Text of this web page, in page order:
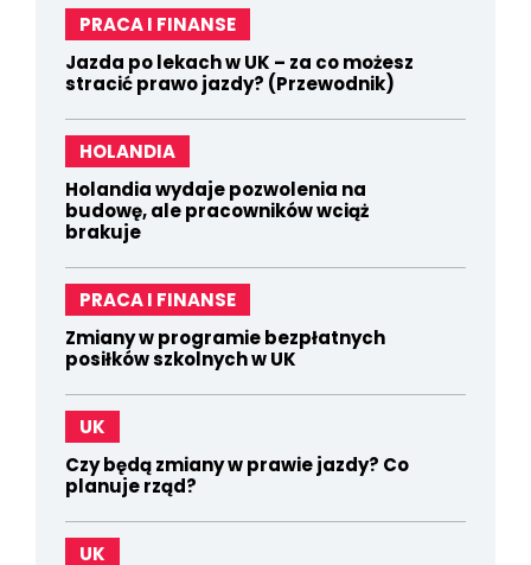
PRACA I FINANSE
Jazda po lekach w UK – za co możesz
stracić prawo jazdy? (Przewodnik)
HOLANDIA
Holandia wydaje pozwolenia na
budowę, ale pracowników wciąż
brakuje
PRACA I FINANSE
Zmiany w programie bezpłatnych
posiłków szkolnych w UK
UK
Czy będą zmiany w prawie jazdy? Co
planuje rząd?
UK